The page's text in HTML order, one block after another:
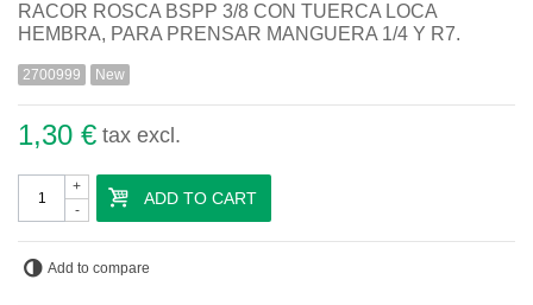
RACOR ROSCA BSPP 3/8 CON TUERCA LOCA
HEMBRA, PARA PRENSAR MANGUERA 1/4 Y R7.
2700999 New
1,30 € tax excl.
-
+
ADD TO CART
Add to compare